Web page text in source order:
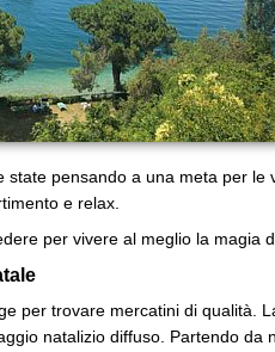
state pensando a una meta per le
e relax.
per vivere al meglio la magia
per trovare mercatini di qualità.
natalizio diffuso. Partendo da